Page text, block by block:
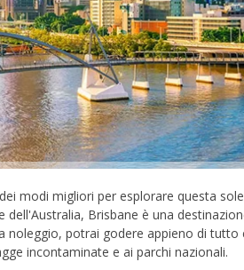
modi migliori per esplorare questa
dell'Australia, Brisbane è una
potrai godere appieno di tutto
incontaminate e ai parchi nazionali.
Sconti speciali